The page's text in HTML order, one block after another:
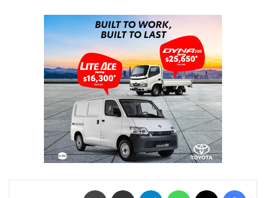
فيسبوك واتساب تيلقرام مشاركة عبر البريد